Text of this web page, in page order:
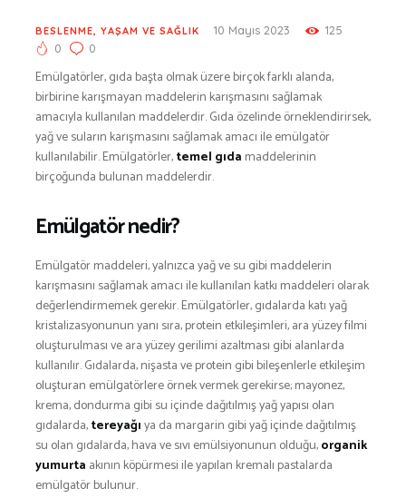
BALIKÇILIK
BESLENME
BİSİKLET
DAĞCILIK
DENİZ & HAVUZ
GİYİM
KARA AVI
KARAVAN
OTO | MOTO
KAYAK
KOŞU
PET SHOP
YAŞAM VE SAĞLIK
SCUBA DALIŞ
SEYAHAT
SNOWBOARD
SPOR & FİTNESS
BESLENME, YAŞAM VE SAĞLIK 10 Mayıs 2023
125
0
0
Emülgatörler, gıda başta olmak üzere birçok farklı alanda,
birbirine karışmayan maddelerin karışmasını sağlamak
amacıyla kullanılan maddelerdir. Gıda özelinde örneklendirirsek,
yağ ve suların karışmasını sağlamak amacı ile emülgatör
kullanılabilir. Emülgatörler,temel gıda maddelerinin
birçoğunda bulunan maddelerdir.
Emülgatör nedir?
Emülgatör maddeleri, yalnızca yağ ve su gibi maddelerin
karışmasını sağlamak amacı ile kullanılan katkı maddeleri olarak
değerlendirmemek gerekir. Emülgatörler, gıdalarda katı yağ
kristalizasyonunun yanı sıra, protein etkileşimleri, ara yüzey filmi
oluşturulması ve ara yüzey gerilimi azaltması gibi alanlarda
kullanılır. Gıdalarda, nişasta ve protein gibi bileşenlerle etkileşim
oluşturan emülgatörlere örnek vermek gerekirse; mayonez,
krema, dondurma gibi su içinde dağıtılmış yağ yapısı olan
gıdalarda,tereyağıya da margarin gibi yağ içinde dağıtılmış
su olan gıdalarda, hava ve sıvı emülsiyonunun olduğu,organik
yumurta akının köpürmesi ile yapılan kremalı pastalarda
emülgatör bulunur.